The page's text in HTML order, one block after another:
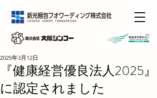
『健康経営優良法人2025』
に認定されました
2025年3月12日